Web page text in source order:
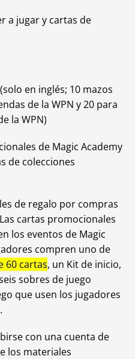
a jugar y cartas de
en inglés; 10 mazos
de la WPN y 20 para
la WPN)
de Magic Academy
de colecciones
de regalo por compras
cartas promocionales
los eventos de Magic
compren uno de
60 cartas, un Kit de inicio,
sobres de juego
que usen los jugadores
con una cuenta de
los materiales